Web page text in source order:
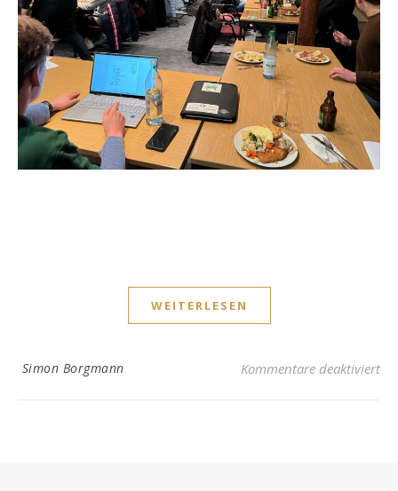
WEITERLESEN
Simon Borgmann Kommentare deaktiviertfür